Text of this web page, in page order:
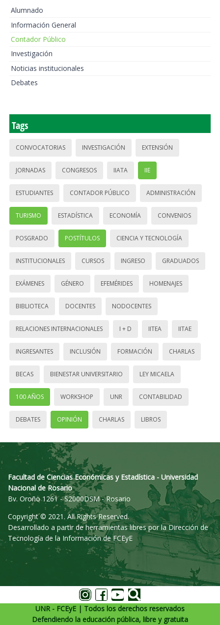
Alumnado
Información General
Contador Público
Investigación
Noticias institucionales
Debates
Tags
CONVOCATORIAS INVESTIGACIÓN EXTENSIÓN
JORNADAS CONGRESOS IIATA IIE
ESTUDIANTES CONTADOR PÚBLICO ADMINISTRACIÓN
TURISMO ESTADÍSTICA ECONOMÍA CONVENIOS
POSGRADO POSTÍTULOS CIENCIA Y TECNOLOGÍA
INSTITUCIONALES CURSOS INGRESO GRADUADOS
EXÁMENES GÉNERO EFEMÉRIDES HOMENAJES
BIBLIOTECA DOCENTES NODOCENTES
RELACIONES INTERNACIONALES I + D IITEA IITAE
INGRESANTES INCLUSIÓN FORMACIÓN CHARLAS
BECAS BIENESTAR UNIVERSITARIO LEY MICAELA
100 AÑOS WORKSHOP UNR CONTABILIDAD
DEBATES OPINIÓN CHARLAS LIBROS
Facultad de Ciencias Económicas y Estadística - Universidad
Nacional de Rosario
Bv. Oroño 1261 - S2000DSM - Rosario
Copyright © 2021. All Rights Reserved.
Desarrollado a partir de herramientas libres por la Dirección de
Tecnología de la Información de FCEyE
UNR - FCEyE | Todos los derechos reservados
Defendiendo la educación pública, libre y gratuita